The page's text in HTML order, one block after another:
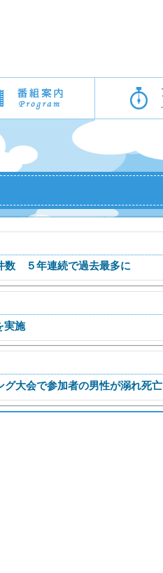
数 ５年連続で過去最多に
実施
大会で参加者の男性が溺れ死亡